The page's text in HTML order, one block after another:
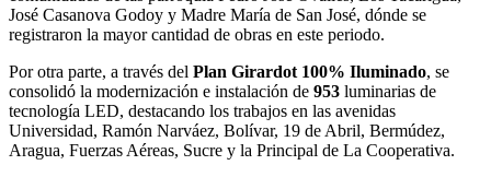
José Casanova Godoy y Madre María de San José, dónde se
registraron la mayor cantidad de obras en este periodo.
Por otra parte, a través del Plan Girardot 100% Iluminado, se
consolidó la modernización e instalación de 953 luminarias de
tecnología LED, destacando los trabajos en las avenidas
Universidad, Ramón Narváez, Bolívar, 19 de Abril, Bermúdez,
Aragua, Fuerzas Aéreas, Sucre y la Principal de La Cooperativa.